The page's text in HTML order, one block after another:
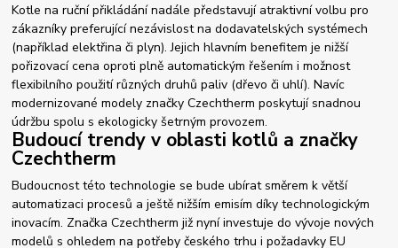
Kotle na ruční přikládání nadále představují atraktivní volbu pro
zákazníky preferující nezávislost na dodavatelských systémech
(například elektřina či plyn). Jejich hlavním benefitem je nižší
pořizovací cena oproti plně automatickým řešením i možnost
flexibilního použití různých druhů paliv (dřevo či uhlí). Navíc
modernizované modely značky Czechtherm poskytují snadnou
údržbu spolu s ekologicky šetrným provozem.
Budoucí trendy v oblasti kotlů a značky
Czechtherm
Budoucnost této technologie se bude ubírat směrem k větší
automatizaci procesů a ještě nižším emisím díky technologickým
inovacím. Značka Czechtherm již nyní investuje do vývoje nových
modelů s ohledem na potřeby českého trhu i požadavky EU